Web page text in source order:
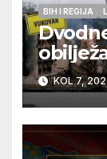
BIH I REGIJA
KOL 7,